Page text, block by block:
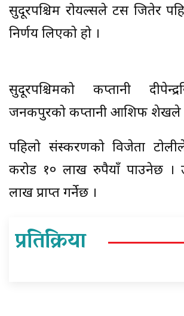
सुदूरपश्चिम रोयल्सले टस जितेर
निर्णय लिएको हो ।
सुदूरपश्चिमको कप्तानी
जनकपुरको कप्तानी आशिफ शेखले
पहिलो संस्करणको विजेता
करोड १० लाख रुपैयाँ पाउनेछ ।
लाख प्राप्त गर्नेछ ।
प्रतिक्रिया